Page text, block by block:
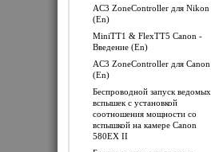
AC3 ZoneController для Nikon
(En)
MiniTT1 & FlexTT5 Canon -
Введение (En)
AC3 ZoneController для Canon
(En)
Беспроводной запуск ведомых
вспышек с установкой
соотношения мощности со
вспышкой на камере Canon
580EX II